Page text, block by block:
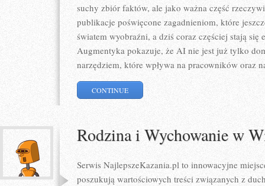
suchy zbiór faktów, ale jako ważna część
publikacje poświęcone zagadnieniom, które
światem wyobraźni, a dziś coraz częściej stają się
Augmentyka pokazuje, że AI nie jest już tylko
narzędziem, które wpływa na pracowników oraz
CONTINUE
Rodzina i Wychowanie w
Serwis NajlepszeKazania.pl to innowacyjne
poszukują wartościowych treści związanych z